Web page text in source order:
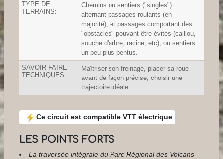
TYPE DE
TERRAINS:
Chemins ou sentiers ("singles")
alternant passages roulants (en
majorité), et passages comportant des
"obstacles" pouvant être évités (caillou,
souche d'arbre, racine, etc), ou sentiers
un peu plus pentus.
SAVOIR FAIRE
TECHNIQUES:
Maîtriser son freinage, placer sa roue
avant de façon précise, choisir une
trajectoire idéale.
Ce circuit est compatible VTT électrique
LES POINTS FORTS
La traversée intégrale du Parc Régional des Volcans